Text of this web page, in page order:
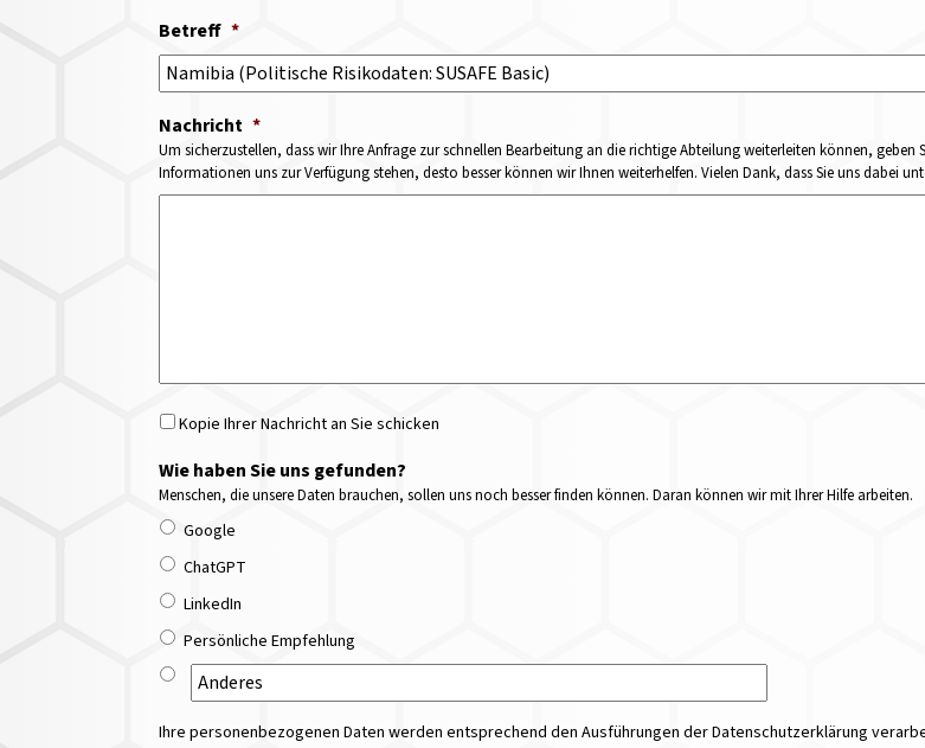
Betreff *
Nachricht *
Um sicherzustellen, dass wir Ihre Anfrage zur schnellen Bearbeitung an die richtige Abteilung weiterleiten können,
Informationen uns zur Verfügung stehen, desto besser können wir Ihnen weiterhelfen. Vielen Dank, dass Sie uns dabei
Kopie Ihrer Nachricht an Sie schicken
Wie haben Sie uns gefunden?
Menschen, die unsere Daten brauchen, sollen uns noch besser finden können. Daran können wir mit Ihrer Hilfe arbeiten.
Google
ChatGPT
LinkedIn
Persönliche Empfehlung
Ihre personenbezogenen Daten werden entsprechend den Ausführungen der Datenschutzerklärung